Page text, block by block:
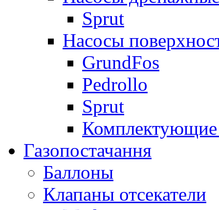
Sprut
Насосы
GrundFos
Pedrollo
Sprut
Комплектующие
Газопостачання
Баллоны
Клапаны отсекатели